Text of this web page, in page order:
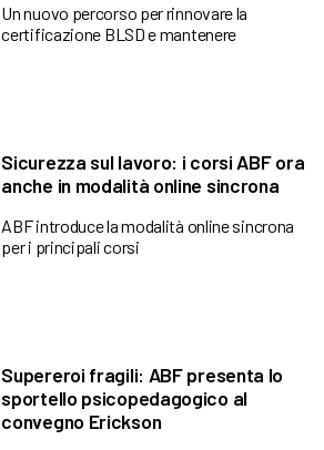
Un nuovo percorso per rinnovare la
certificazione BLSD e mantenere
Sicurezza sul lavoro: i corsi ABF ora
anche in modalità online sincrona
ABF introduce la modalità online sincrona
per i principali corsi
Supereroi fragili: ABF presenta lo
sportello psicopedagogico al
convegno Erickson